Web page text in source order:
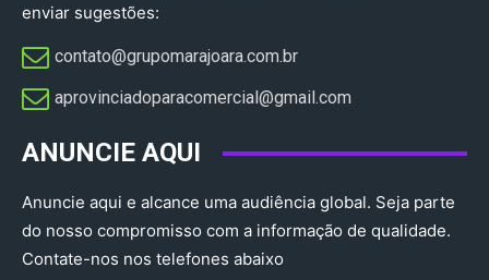
enviar sugestões:
contato@grupomarajoara.com.br
aprovinciadoparacomercial@gmail.com​
ANUNCIE AQUI
Anuncie aqui e alcance uma audiência global. Seja parte
do nosso compromisso com a informação de qualidade.
Contate-nos nos telefones abaixo